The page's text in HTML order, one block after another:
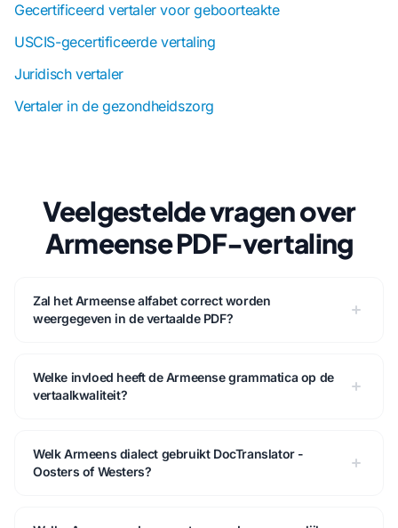
Gecertificeerd vertaler voor geboorteakte
USCIS-gecertificeerde vertaling
Juridisch vertaler
Vertaler in de gezondheidszorg
Veelgestelde vragen over
Armeense PDF-vertaling
Zal het Armeense alfabet correct worden
weergegeven in de vertaalde PDF?
Welke invloed heeft de Armeense grammatica op de
vertaalkwaliteit?
Welk Armeens dialect gebruikt DocTranslator -
Oosters of Westers?